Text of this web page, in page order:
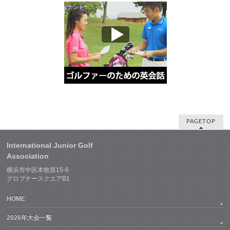
PAGETOP
International Junior Golf
Association
横浜市中区本牧原15-6
グロブナースクエアB1
HOME
2026年大会一覧